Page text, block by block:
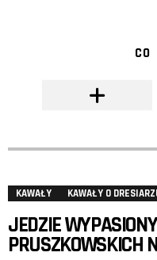
KAWAŁY KAWAŁY O
JEDZIE
PRUSZKOWSKICH